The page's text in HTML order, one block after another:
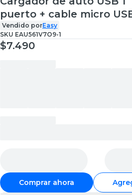
puerto + cable micro
USB Fiddler
Vendido porEasy
SKU EAU561V7O9-1
$7.490
Comprar ahora